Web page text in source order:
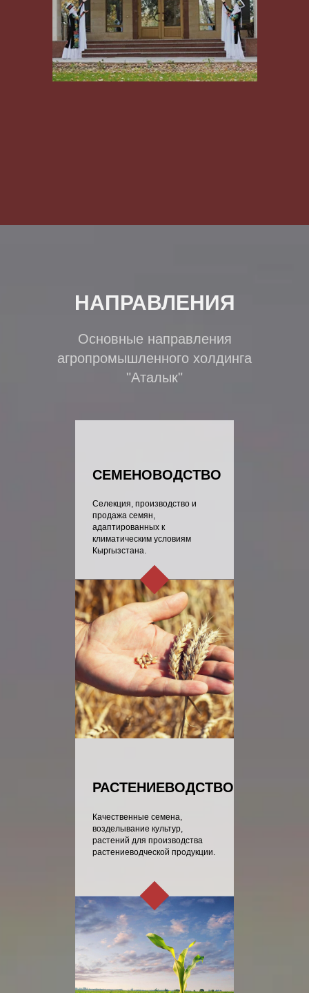
СЕМЕНОВОДСТВО
НАПРАВЛЕНИЯ
Основные направления
агропромышленного холдинга
"Аталык"
Качественные семена,
возделывание культур,
растений для производства
растениеводческой продукции.
РАСТЕНИЕВОДСТВО
Селекция, производство и
продажа семян,
адаптированных к
климатическим условиям
Кыргызстана.